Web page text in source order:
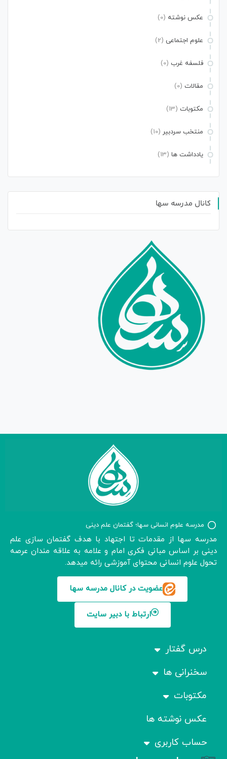
عکس نوشته (0)
علوم اجتماعی (2)
فلسفه غرب (0)
مقالات (0)
مکتوبات (13)
منتخب سردبیر (10)
یادداشت ها (13)
کانال مدرسه سها
مدرسه علوم انسانی سها؛ گفتمان علم دینی
مدرسه سها از مقدمات تا اجتهاد با هدف گفتمان سازی علم
دینی بر اساس مبانی فکری امام و علامه به علاقه مندان عرصه
تحول علوم انسانی محتوای آموزشی رائه میدهد.
عضویت در کانال مدرسه سها
ارتباط با دبیر سایت
درس گفتار
سخنرانی ها
مکتوبات
عکس نوشته ها
حساب کاربری